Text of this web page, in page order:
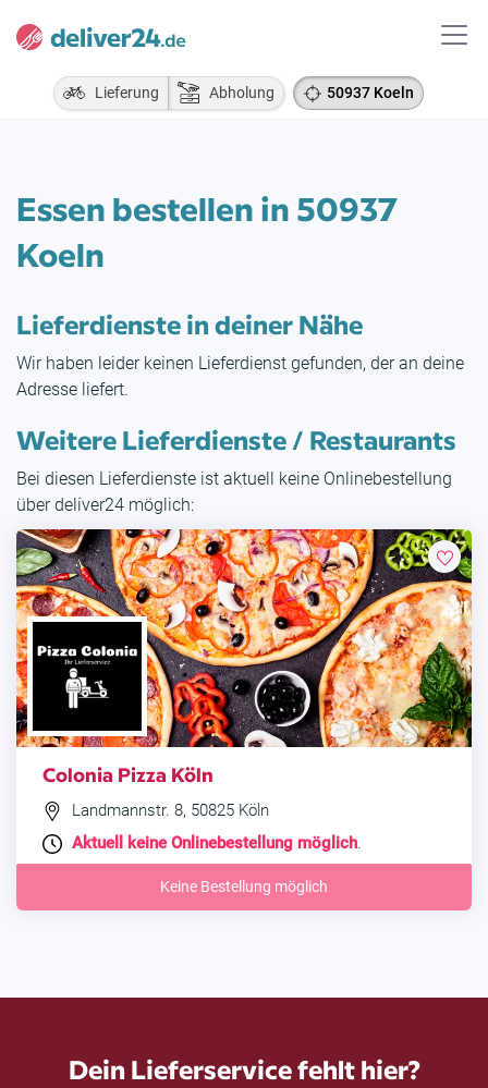
Lieferung Abholung 50937 Koeln
Essen bestellen in 50937
Koeln
Lieferdienste in deiner Nähe
Wir haben leider keinen Lieferdienst gefunden, der an deine
Adresse liefert.
Weitere Lieferdienste / Restaurants
Bei diesen Lieferdienste ist aktuell keine Onlinebestellung
über deliver24 möglich:
Colonia Pizza Köln
Landmannstr. 8, 50825 Köln
Aktuell keine Onlinebestellung möglich.
Keine Bestellung möglich
Dein Lieferservice fehlt hier?